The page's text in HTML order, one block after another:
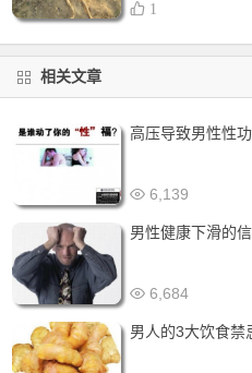
1
相关文章
高压导致男性性
6,139
男性健康下滑的
6,684
男人的3大饮食禁